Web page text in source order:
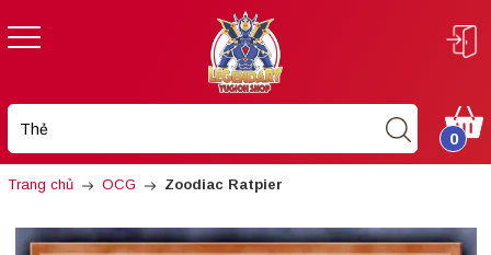
0
Trang chủ OCG Zoodiac Ratpier